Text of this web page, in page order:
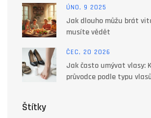
ÚNO, 9 2025
Jak dlouho můžu brát
musíte vědět
ČEC, 20 2026
Jak často umývat vlasy:
průvodce podle typu
Štítky